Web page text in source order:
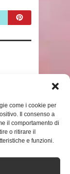
come i cookie per
Il consenso a
il comportamento di
o ritirare il
e funzioni.